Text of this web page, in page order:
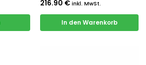
216.90 €inkl. MwSt.
In den Warenkorb